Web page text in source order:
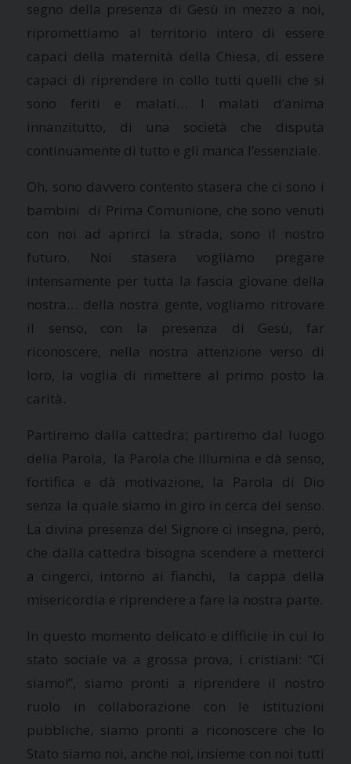
segno della presenza di Gesù in mezzo a noi,
ripromettiamo al territorio intero di essere
capaci della maternità della Chiesa, di essere
capaci di riprendere in collo tutti quelli che si
sono feriti e malati… I malati d’anima
innanzitutto, di una società che disputa
continuamente di tutto e gli manca l’essenziale.
Oh, sono davvero contento stasera che ci sono i
bambini di Prima Comunione, che sono venuti
con noi ad aprirci la strada, sono il nostro
futuro. Noi stasera vogliamo pregare
intensamente per tutta la fascia giovane della
nostra… della nostra gente, vogliamo ritrovare
il senso, con la presenza di Gesù, far
riconoscere, nella nostra attenzione verso di
loro, la voglia di rimettere al primo posto la
carità.
Partiremo dalla cattedra; partiremo dal luogo
della Parola, la Parola che illumina e dà senso,
fortifica e dà motivazione, la Parola di Dio
senza la quale siamo in giro in cerca del senso.
La divina presenza del Signore ci insegna, però,
che dalla cattedra bisogna scendere a metterci
a cingerci, intorno ai fianchi, la cappa della
misericordia e riprendere a fare la nostra parte.
In questo momento delicato e difficile in cui lo
stato sociale va a grossa prova, i cristiani: “Ci
siamo!”, siamo pronti a riprendere il nostro
ruolo in collaborazione con le istituzioni
pubbliche, siamo pronti a riconoscere che lo
Stato siamo noi, anche noi, insieme con noi tutti